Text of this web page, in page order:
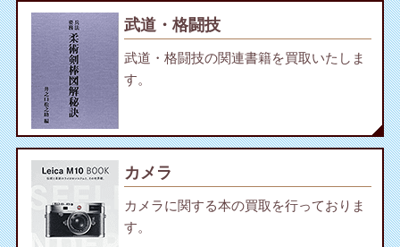
武道・格闘技
武道・格闘技の関連書籍を買取いたしま
す。
カメラ
カメラに関する本の買取を行っておりま
す。